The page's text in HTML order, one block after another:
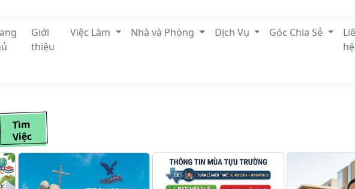
Giới
thiệu
Việc Làm Nhà và Phòng Dịch Vụ Góc Chia Sẻ
hệ
Tìm
Việc